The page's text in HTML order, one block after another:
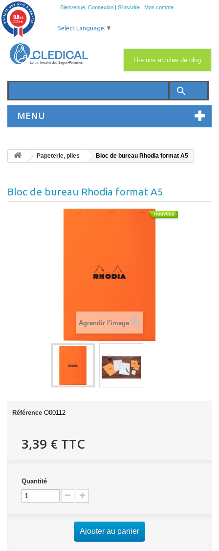
Bienvenue, Connexion | S'inscrire | Mon compte
search
MENU
Lire nos articles de blog
Select Language ▼
Papeterie, piles Bloc de bureau Rhodia format A5
Bloc de bureau Rhodia format A5
Agrandir l'image
Référence O00112
3,39 € TTC
Quantité
Ajouter au panier
9.8/10
2033 avis